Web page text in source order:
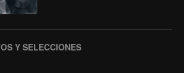
Y SELECCIONES